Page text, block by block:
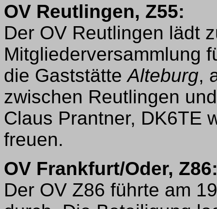
OV Reutlingen, Z55:
Der OV Reutlingen lädt
Mitgliederversammlung
die GaststätteAlteburg,
zwischen Reutlingen
Claus Prantner, DK6TE
freuen.
OV Frankfurt/Oder,
Der OV Z86 führte am